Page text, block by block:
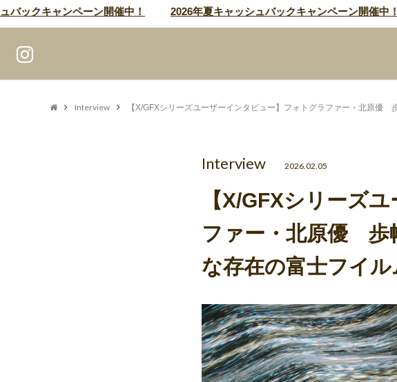
クキャンペーン開催中！ 2026年夏キャッシュバックキャンペーン開催中！
Interview 【X/GFXシリーズユーザーインタビュー】フォトグラファー・北原優
Interview 2026.02.05
【X/GFXシリーズ
ファー・北原優 歩
な存在の富士フイ